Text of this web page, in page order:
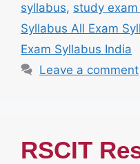
syllabus, study
Syllabus All Exam
Exam Syllabus India
Leave a comment
RSCIT